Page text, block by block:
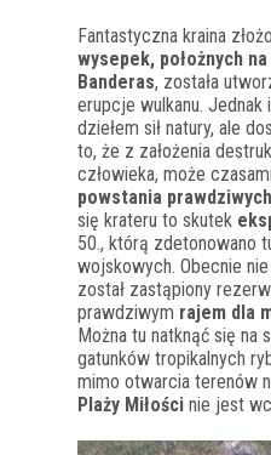
Fantastyczna kraina
wysepek, położnych
Banderas, została
erupcje wulkanu.
dziełem sił natury, ale
to, że z założenia
człowieka, może czasami
powstania
się krateru to skutek
50., którą zdetonowano
wojskowych. Obecnie
został zastąpiony
prawdziwym rajem dla
Można tu natknąć się
gatunków tropikalnych
mimo otwarcia terenów
Plaży Miłości nie jest